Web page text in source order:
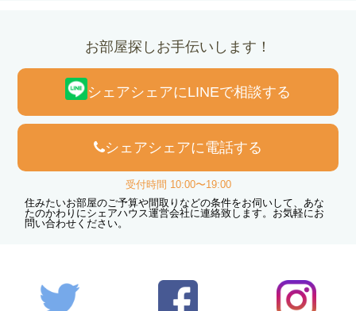
お部屋探しお手伝いします！
シェアシェアにLINEで相談する
シェアシェアに電話する
受付時間 10:00〜19:00
住みたいお部屋のご予算や間取りなどの条件をお伺いして、あな
たのかわりにシェアハウス運営会社に連絡致します。お気軽にお
問い合わせください。